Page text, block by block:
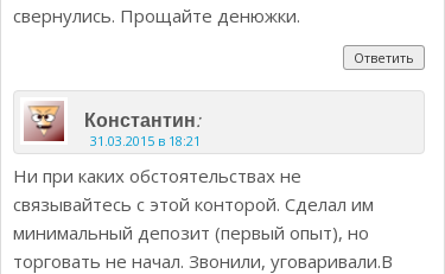
свернулись. Прощайте денюжки.
Ответить
Константин:
31.03.2015 в 18:21
Ни при каких обстоятельствах не
связывайтесь с этой конторой. Сделал им
минимальный депозит (первый опыт), но
торговать не начал. Звонили, уговаривали.В